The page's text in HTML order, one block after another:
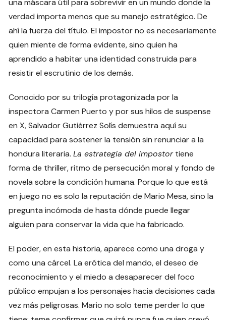
una máscara útil para sobrevivir en un mundo donde la
verdad importa menos que su manejo estratégico. De
ahí la fuerza del título. El impostor no es necesariamente
quien miente de forma evidente, sino quien ha
aprendido a habitar una identidad construida para
resistir el escrutinio de los demás.
Conocido por su trilogía protagonizada por la
inspectora Carmen Puerto y por sus hilos de suspense
en X, Salvador Gutiérrez Solís demuestra aquí su
capacidad para sostener la tensión sin renunciar a la
hondura literaria.La estrategia del impostortiene
forma de thriller, ritmo de persecución moral y fondo de
novela sobre la condición humana. Porque lo que está
en juego no es solo la reputación de Mario Mesa, sino la
pregunta incómoda de hasta dónde puede llegar
alguien para conservar la vida que ha fabricado.
El poder, en esta historia, aparece como una droga y
como una cárcel. La erótica del mando, el deseo de
reconocimiento y el miedo a desaparecer del foco
público empujan a los personajes hacia decisiones cada
vez más peligrosas. Mario no solo teme perder lo que